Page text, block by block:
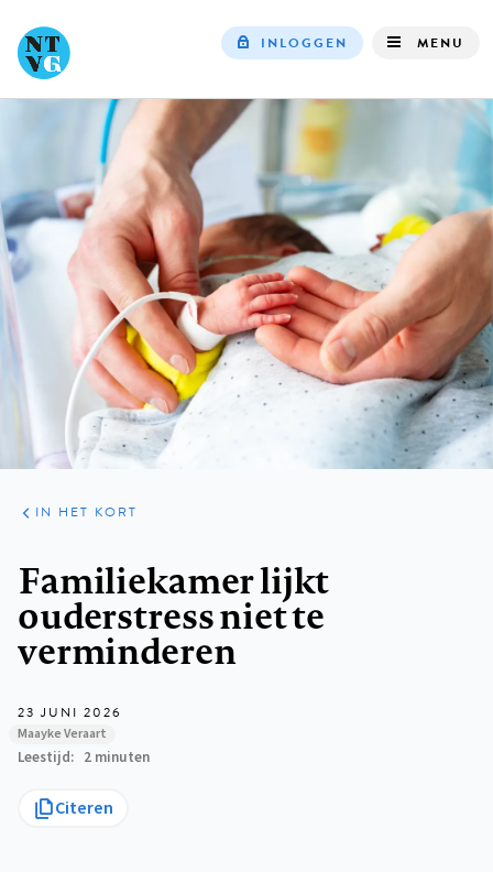
navigation
INLOGGEN MENU
ARTIKELEN
HET
KORT
IN HET KORT
Familiekamer lijkt
ouderstress niet te
verminderen
23 JUNI 2026
Maayke Veraart
Leestijd 2 minuten
Citeren